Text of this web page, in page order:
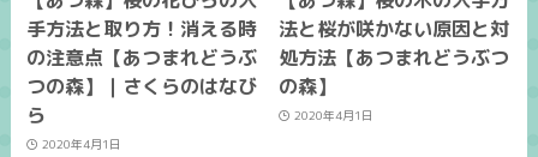
手方法と取り方！消える時
の注意点【あつまれどうぶ
つの森】｜さくらのはなび
ら
2020年4月1日
法と桜が咲かない原因と対
処方法【あつまれどうぶつ
の森】
2020年4月1日